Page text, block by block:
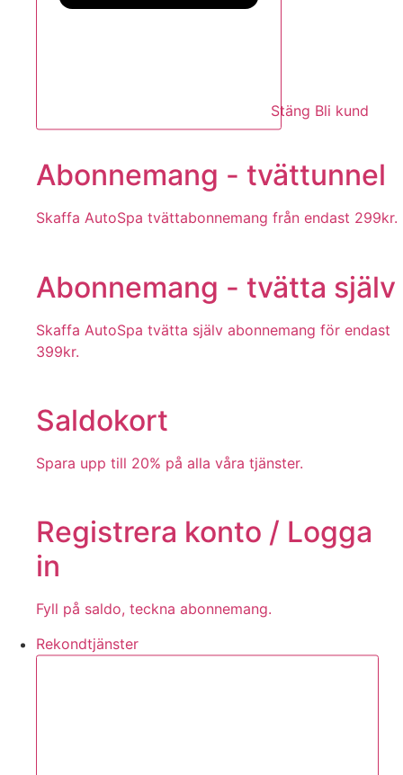
Stäng Bli kund
Abonnemang - tvättunnel
Skaffa AutoSpa tvättabonnemang från endast 299kr.
Abonnemang - tvätta själv
Skaffa AutoSpa tvätta själv abonnemang för endast
399kr.
Saldokort
Spara upp till 20% på alla våra tjänster.
Registrera konto / Logga
in
Fyll på saldo, teckna abonnemang.
Rekondtjänster